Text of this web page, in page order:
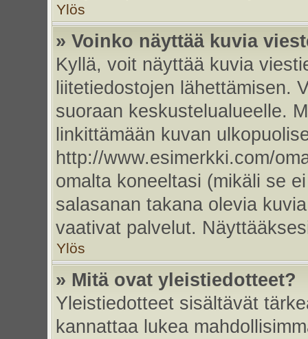
Ylös
» Voinko näyttää kuvia
Kyllä, voit näyttää kuvia
liitetiedostojen lähettämisen.
suoraan keskustelualueelle.
linkittämään kuvan
http://www.esimerkki.com/
omalta koneeltasi (mikäli se
salasanan takana olevia
vaativat palvelut.
Ylös
» Mitä ovat yleistiedotteet?
Yleistiedotteet sisältävät
kannattaa lukea